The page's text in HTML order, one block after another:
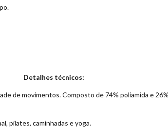
Detalhes técnicos:
de movimentos. Composto de 74% poliamida e
pilates, caminhadas e yoga.